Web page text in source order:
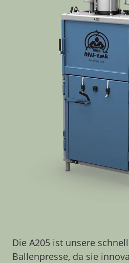
Die A205 ist unsere
Ballenpresse, da sie